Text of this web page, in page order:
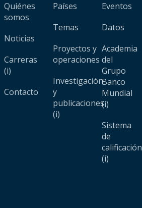
Quiénes
somos
Noticias
Carreras
(i)
Contacto
Países
Temas
Proyectos y
operaciones
Investigación
y
publicaciones
(i)
Eventos
Datos
Academia
del
Grupo
Banco
Mundial
(i)
Sistema
de
calificación
(i)